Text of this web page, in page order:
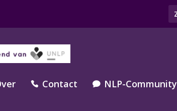
 Contact  NLP-Community